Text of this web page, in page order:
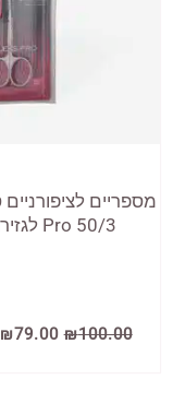
Pro 50/3 לגזירת הקטיקולה
₪100.00
המחיר
המקורי
₪79.00